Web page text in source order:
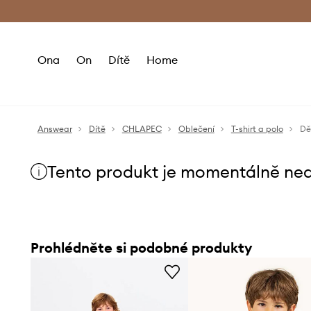
Ona On Dítě Home
Answear Dítě CHLAPEC Oblečení T-shirt a polo
Tento produkt je momentálně
Prohlédněte si podobné produkty